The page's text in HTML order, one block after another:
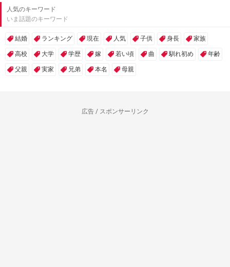
人気のキーワード
いま話題のキーワード
結婚 ランキング 現在 人気 子供 身長 家族
高校 大学 学歴 嫁 若い頃 曲 馴れ初め 年齢
父親 実家 兄弟 本名 母親
広告 / スポンサーリンク